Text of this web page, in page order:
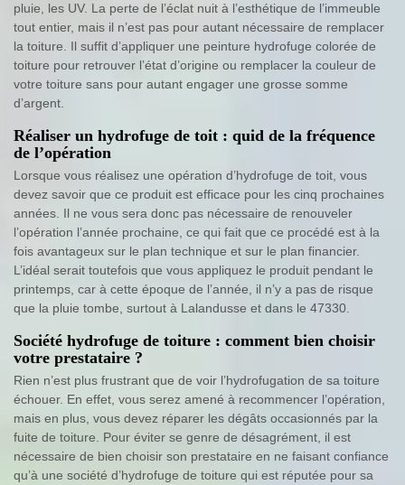
pluie, les UV. La perte de l’éclat nuit à l’esthétique de l’immeuble
tout entier, mais il n’est pas pour autant nécessaire de remplacer
la toiture. Il suffit d’appliquer une peinture hydrofuge colorée de
toiture pour retrouver l’état d’origine ou remplacer la couleur de
votre toiture sans pour autant engager une grosse somme
d’argent.
Réaliser un hydrofuge de toit : quid de la fréquence
de l’opération
Lorsque vous réalisez une opération d’hydrofuge de toit, vous
devez savoir que ce produit est efficace pour les cinq prochaines
années. Il ne vous sera donc pas nécessaire de renouveler
l’opération l’année prochaine, ce qui fait que ce procédé est à la
fois avantageux sur le plan technique et sur le plan financier.
L’idéal serait toutefois que vous appliquez le produit pendant le
printemps, car à cette époque de l’année, il n’y a pas de risque
que la pluie tombe, surtout à Lalandusse et dans le 47330.
Société hydrofuge de toiture : comment bien choisir
votre prestataire ?
Rien n’est plus frustrant que de voir l’hydrofugation de sa toiture
échouer. En effet, vous serez amené à recommencer l’opération,
mais en plus, vous devez réparer les dégâts occasionnés par la
fuite de toiture. Pour éviter se genre de désagrément, il est
nécessaire de bien choisir son prestataire en ne faisant confiance
qu’à une société d’hydrofuge de toiture qui est réputée pour sa